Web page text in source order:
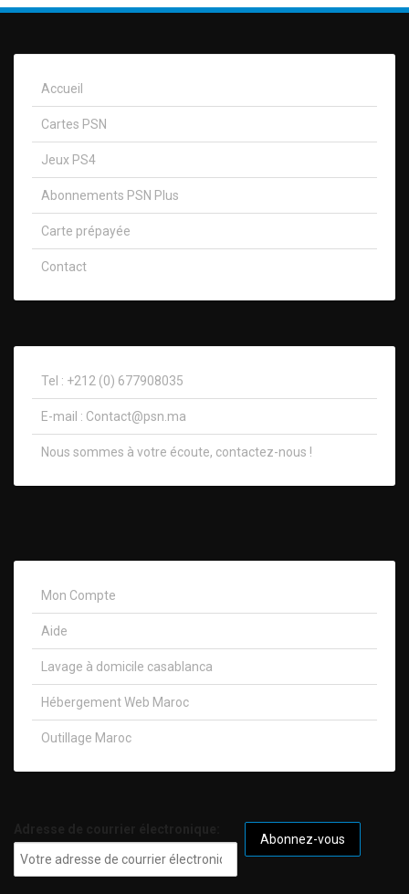
Accueil
Cartes PSN
Jeux PS4
Abonnements PSN Plus
Carte prépayée
Contact
Tel : +212 (0) 677908035
E-mail : Contact@psn.ma
Nous sommes à votre écoute, contactez-nous !​
Mon Compte
Aide
Lavage à domicile casablanca
Hébergement Web Maroc
Outillage Maroc